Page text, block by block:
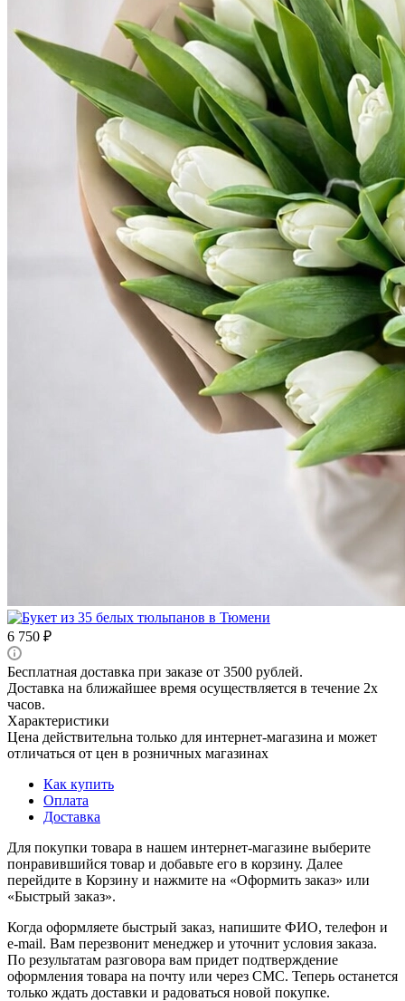
6 750 ₽
Бесплатная доставка при заказе от 3500 рублей.
Доставка на ближайшее время осуществляется в течение 2х
часов.
Характеристики
Цена действительна только для интернет-магазина и может
отличаться от цен в розничных магазинах
Как купить
Оплата
Доставка
Для покупки товара в нашем интернет-магазине выберите
понравившийся товар и добавьте его в корзину. Далее
перейдите в Корзину и нажмите на «Оформить заказ» или
«Быстрый заказ».
Когда оформляете быстрый заказ, напишите ФИО, телефон и
e-mail. Вам перезвонит менеджер и уточнит условия заказа.
По результатам разговора вам придет подтверждение
оформления товара на почту или через СМС. Теперь останется
только ждать доставки и радоваться новой покупке.